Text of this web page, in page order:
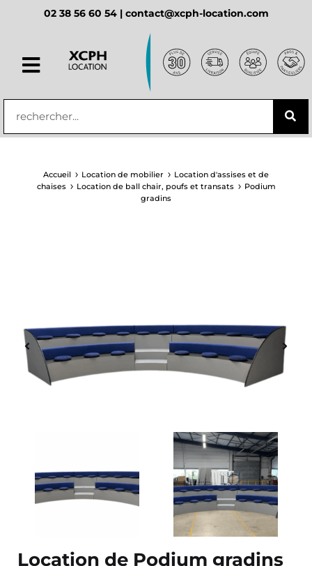
principal02 38 56 60 54 | contact@xcph-location.com
Accueil Location de mobilier
Location d'assises et de
chaises
Location de ball chair, poufs et transats
Podium
gradins
Location de Podium gradins